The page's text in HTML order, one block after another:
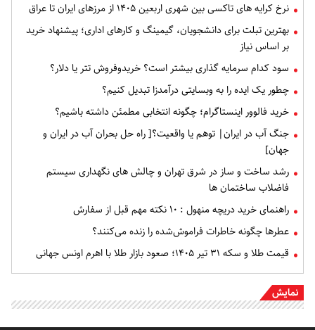
نرخ کرایه های تاکسی بین شهری اربعین ۱۴۰۵ از مرزهای ایران تا عراق
بهترین تبلت برای دانشجویان، گیمینگ و کارهای اداری؛ پیشنهاد خرید
بر اساس نیاز
سود کدام سرمایه گذاری بیشتر است؟ خریدوفروش تتر یا دلار؟
چطور یک ایده را به وبسایتی درآمدزا تبدیل کنیم؟
خرید فالوور اینستاگرام؛ چگونه انتخابی مطمئن داشته باشیم؟
جنگ آب در ایران| توهم یا واقعیت؟[ راه حل بحران آب در ایران و
جهان]
رشد ساخت و ساز در شرق تهران و چالش های نگهداری سیستم
فاضلاب ساختمان ها
راهنمای خرید دریچه منهول : ۱۰ نکته مهم قبل از سفارش
عطرها چگونه خاطرات فراموش‌شده را زنده می‌کنند؟
قیمت طلا و سکه ۳۱ تیر ۱۴۰۵؛ صعود بازار طلا با اهرم اونس جهانی
نمایش